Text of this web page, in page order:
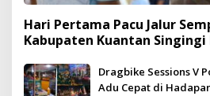
Hari Pertama Pacu Jalur
Kabupaten Kuantan
Dragbike Sessions V
Adu Cepat di